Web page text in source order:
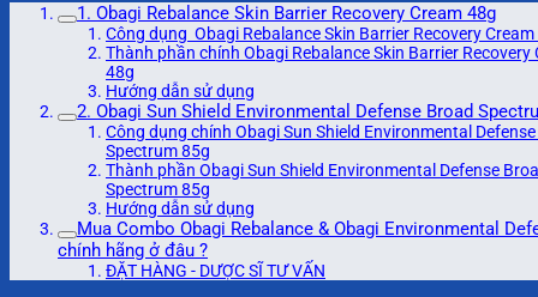
1. Obagi Rebalance Skin Barrier Recovery Cream 48g
Công dụng Obagi Rebalance Skin Barrier Recovery
Thành phần chính Obagi Rebalance Skin Barrier Recovery
48g
Hướng dẫn sử dụng
2. Obagi Sun Shield Environmental Defense Broad
Công dụng chính Obagi Sun Shield Environmental
Spectrum 85g
Thành phần Obagi Sun Shield Environmental Defense
Spectrum 85g
Hướng dẫn sử dụng
Mua Combo Obagi Rebalance & Obagi Environmental
chính hãng ở đâu ?
ĐẶT HÀNG - DƯỢC SĨ TƯ VẤN